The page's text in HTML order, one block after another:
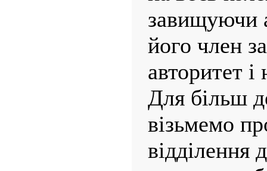
завищуючи
його член
авторитет і
Для більш
візьмемо
відділення